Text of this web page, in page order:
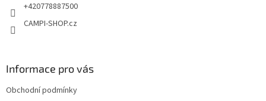
+420778887500
CAMPI-SHOP.cz
Informace pro vás
Obchodní podmínky